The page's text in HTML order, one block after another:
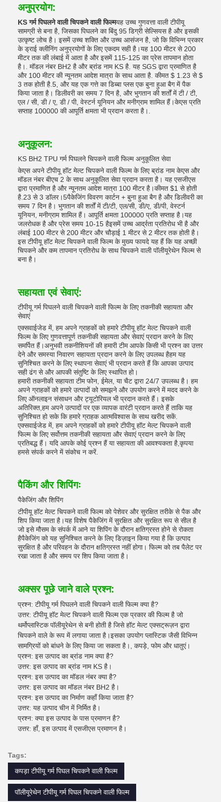
अनुप्रयोग:
KS गर्म पिघलने वाली चिपकने वाली फिल्मयह उच्च गुणवत्ता वाली टीपीयू
सामग्री से बना है, जिसका पिघलने का बिंदु 95 डिग्री सेल्सियस है और इसकी
उत्कृष्ट लोच है। इसमें उच्च शक्ति और उच्च आसंजन है, जो कि विभिन्न प्रकार
के ड्राई क्लीनिंग अनुप्रयोगों के लिए एकदम सही है।यह 100 मीटर से 200
मीटर तक की लंबाई में आता है और इसमें 115-125 का प्रेस तापमान होता
है।. मॉडल नंबर BH2 है और ब्रांड नाम KS है. यह SGS द्वारा प्रमाणित है
और 100 मीटर की न्यूनतम आदेश मात्रा के साथ आता है. कीमत $ 1.23 से $
3 तक होती है.5, और यह एक गत्ते का डिब्बा प्लस एक बुना हुआ बैग में पैक
किया जाता है। डिलीवरी का समय 7 दिन है, और भुगतान की शर्तों में टी / टी,
एल / सी, डी / ए, डी / पी, वेस्टर्न यूनियन और मनीग्राम शामिल हैं।केएस प्रति
सप्ताह 100000 की आपूर्ति क्षमता भी प्रदान करता है।.
अनुकूलन:
KS BH2 TPU गर्म पिघलने चिपकने वाली फिल्म अनुकूलित सेवा
केएस अपने टीपीयू हॉट मेल्ट चिपकने वाली फिल्म के लिए ब्रांड नाम केएस और
मॉडल नंबर बीएच 2 के साथ अनुकूलित सेवा प्रदान करता है। यह एसजीएस
द्वारा प्रमाणित है और न्यूनतम आदेश मात्रा 100 मीटर है।कीमत $1 से होती
है.23 से 3 डॉलर।5पैकेजिंग विवरण कार्टन + बुना हुआ बैग है और डिलीवरी का
समय 7 दिन है। भुगतान की शर्तों में टी/टी, एल/सी, डी/ए, डी/पी, वेस्टर्न
यूनियन, मनीग्राम शामिल हैं। आपूर्ति क्षमता 100000 प्रति सप्ताह है।यह
जलरोधक है और प्रेस समय 10-15 हैइसमें उच्च आर्द्रता प्रतिरोध भी है और
लंबाई 100 मीटर से 200 मीटर और चौड़ाई 1 मीटर से 2 मीटर तक होती है।
इस टीपीयू हॉट मेल्ट चिपकने वाली फिल्म के मुख्य फायदे यह हैं कि यह अच्छी
चिपकने और कम तापमान प्रतिरोध के साथ चिपकने वाली पॉलीयूरेथेन फिल्म से
बना है।
सहायता एवं सेवाएं:
टीपीयू गर्म पिघलने वाली चिपकने वाली फिल्म के लिए तकनीकी सहायता और
सेवाएं
एक्सवाईजेड में, हम अपने ग्राहकों को हमारे टीपीयू हॉट मेल्ट चिपकने वाली
फिल्म के लिए गुणवत्तापूर्ण तकनीकी सहायता और सेवाएं प्रदान करने के लिए
समर्पित हैं।अनुभवी तकनीशियनों की हमारी टीम आपके किसी भी प्रश्न का उत्तर
देने और समस्या निवारण सहायता प्रदान करने के लिए उपलब्ध हैहम यह
सुनिश्चित करने के लिए स्थापना सेवाएं भी प्रदान करते हैं कि आपका उत्पाद
सही ढंग से और आपकी संतुष्टि के लिए स्थापित हो।
हमारी तकनीकी सहायता टीम फोन, ईमेल, या चैट द्वारा 24/7 उपलब्ध है। हम
अपने ग्राहकों को हमारे उत्पादों को समझने और उपयोग करने में मदद करने के
लिए ऑनलाइन संसाधन और ट्यूटोरियल भी प्रदान करते हैं। इसके
अतिरिक्त,हम अपने उत्पादों पर एक व्यापक वारंटी प्रदान करते हैं ताकि यह
सुनिश्चित हो सके कि हमारे ग्राहक आत्मविश्वास के साथ खरीद सकें.
एक्सवाईजेड में, हम अपने ग्राहकों को हमारे टीपीयू हॉट मेल्ट चिपकने वाली
फिल्म के लिए सर्वोत्तम तकनीकी सहायता और सेवाएं प्रदान करने के लिए
प्रतिबद्ध हैं। यदि आपके कोई प्रश्न हैं या सहायता की आवश्यकता है,कृपया
हमसे संपर्क करने में संकोच न करें.
पैकिंग और शिपिंगः
पैकेजिंग और शिपिंग
टीपीयू हॉट मेल्ट चिपकने वाली फिल्म को पेशेवर और सुरक्षित तरीके से पैक और
शिप किया जाता है।यह विशेष पैकेजिंग में सुरक्षित और सुरक्षित रूप से सील है
जो इसे मौसम के संपर्क में आने या शिपिंग के दौरान क्षतिग्रस्त होने से रोकता
हैपैकेजिंग को यह सुनिश्चित करने के लिए डिज़ाइन किया गया है कि उत्पाद
सुरक्षित है और परिवहन के दौरान क्षतिग्रस्त नहीं होगा। फिल्म को तब पैलेट पर
रखा जाता है और समय पर शिप किया जाता है।
अक्सर पूछे जाने वाले प्रश्न:
प्रश्न: टीपीयू गर्म पिघलने वाली चिपकने वाली फिल्म क्या है?
उत्तर: टीपीयू हॉट मेल्ट चिपकने वाली फिल्म एक प्रकार की फिल्म है जो
थर्मोप्लास्टिक पॉलीयूरेथेन से बनी होती है जिसे हॉट मेल्ट एक्सट्रूज़न द्वारा
चिपकने वाले के रूप में लगाया जाता है।इसका उपयोग प्लास्टिक जैसी विभिन्न
सामग्रियों को बांधने के लिए किया जा सकता है।, कपड़े, फोम और धातुएं।
प्रश्न: इस उत्पाद का ब्रांड नाम क्या है?
उत्तर: इस उत्पाद का ब्रांड नाम KS है।
प्रश्न: इस उत्पाद का मॉडल नंबर क्या है?
उत्तर: इस उत्पाद का मॉडल नंबर BH2 है।
प्रश्न: इस उत्पाद का निर्माण कहाँ किया जाता है?
उत्तर: यह उत्पाद चीन में निर्मित है।
प्रश्न: क्या इस उत्पाद के पास प्रमाणन है?
उत्तर: हाँ, इस उत्पाद में एसजीएस प्रमाणन है।
Tags:
कपड़ा टीपीयू गर्म पिघल चिपकने वाली फिल्म
पॉलीयूरेथेन टीपीयू गर्म पिघल चिपकने वाली फिल्म